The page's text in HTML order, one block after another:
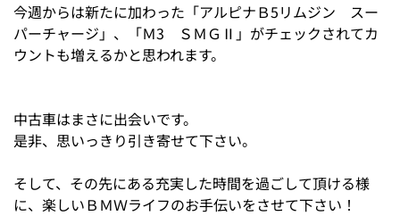
今週からは新たに加わった「アルピナＢ5リムジン スー
パーチャージ」、「Ｍ3 ＳＭＧⅡ」がチェックされてカ
ウントも増えるかと思われます。
中古車はまさに出会いです。
是非、思いっきり引き寄せて下さい。
そして、その先にある充実した時間を過ごして頂ける様
に、楽しいＢＭＷライフのお手伝いをさせて下さい！